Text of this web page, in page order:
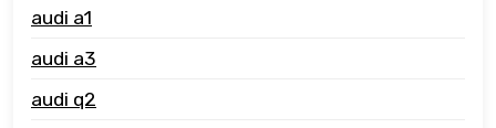
audi a1
audi a3
audi q2